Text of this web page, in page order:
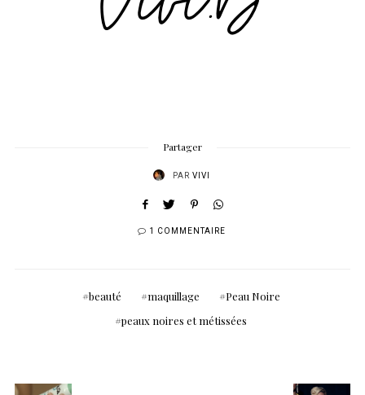
Partager
PAR VIVI
1 COMMENTAIRE
beauté maquillage
Peau Noire
peaux noires et métissées